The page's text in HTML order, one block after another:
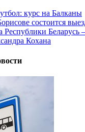
курс на Балканы
состоится
Беларусь
Кохана